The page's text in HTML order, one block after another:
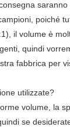
saranno
poiché
il volume è
quindi
fabbrica per
utilizzate?
volume, la
se